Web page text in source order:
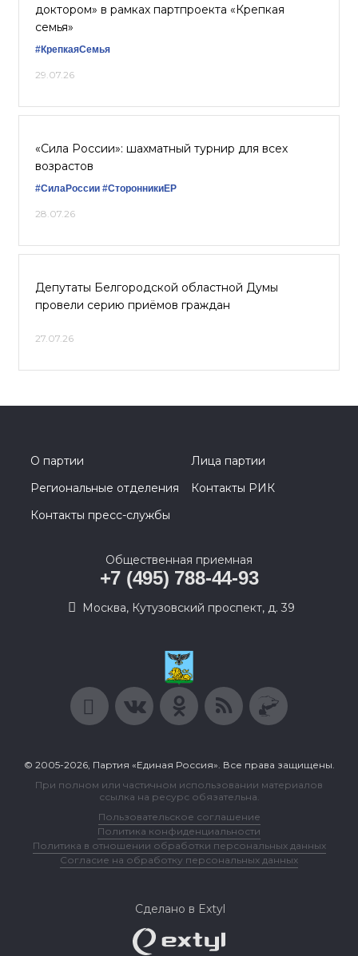
доктором» в рамках партпроекта «Крепкая
семья»
#КрепкаяСемья
29.07.26
«Сила России»: шахматный турнир для всех
возрастов
#СилаРоссии #СторонникиЕР
28.07.26
Депутаты Белгородской областной Думы
провели серию приёмов граждан
27.07.26
О партии
Лица партии
Региональные отделения
Контакты РИК
Контакты пресс-службы
Общественная приемная
+7 (495) 788-44-93
Москва, Кутузовский проспект, д. 39
© 2005-2026, Партия «Единая Россия». Все права защищены.
При полном или частичном использовании материалов
ссылка на ресурс обязательна.
Пользовательское соглашение
Политика конфиденциальности
Политика в отношении обработки персональных данных
Согласие на обработку персональных данных
Сделано в Extyl